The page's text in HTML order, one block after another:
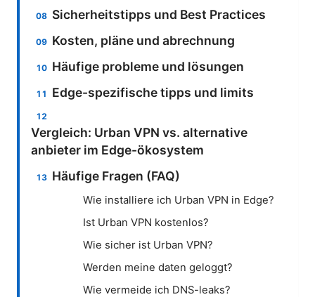
Sicherheitstipps und Best Practices
Kosten, pläne und abrechnung
Häufige probleme und lösungen
Edge-spezifische tipps und limits
Vergleich: Urban VPN vs. alternative
anbieter im Edge-ökosystem
Häufige Fragen (FAQ)
Wie installiere ich Urban VPN in Edge?
Ist Urban VPN kostenlos?
Wie sicher ist Urban VPN?
Werden meine daten geloggt?
Wie vermeide ich DNS-leaks?